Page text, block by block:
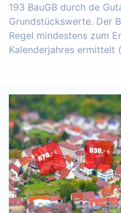
193 BauGB durch de
Grundstückswerte. Der
Regel mindestens zum
Kalenderjahres ermittelt